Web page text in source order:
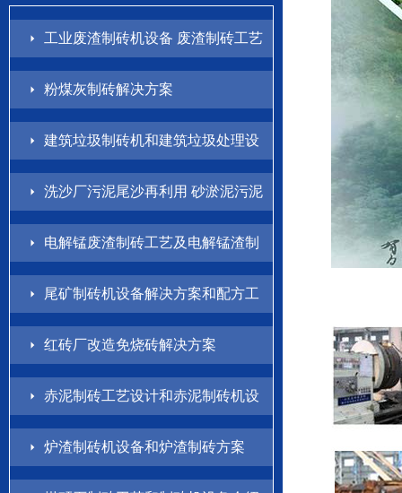
工业废渣制砖机设备 废渣制砖工艺
配方
粉煤灰制砖解决方案
建筑垃圾制砖机和建筑垃圾处理设
备解决方案
洗沙厂污泥尾沙再利用 砂淤泥污泥
制砖方案
电解锰废渣制砖工艺及电解锰渣制
砖机设备介绍
尾矿制砖机设备解决方案和配方工
艺
红砖厂改造免烧砖解决方案
赤泥制砖工艺设计和赤泥制砖机设
备方案
炉渣制砖机设备和炉渣制砖方案